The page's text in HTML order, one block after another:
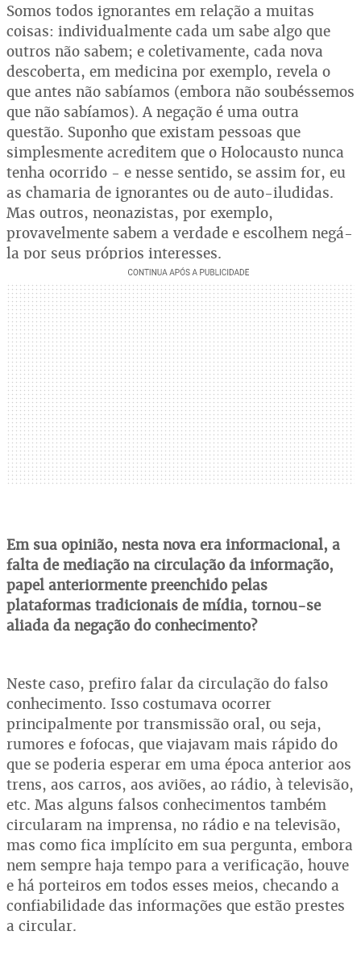
Somos todos ignorantes em relação a muitas
coisas: individualmente cada um sabe algo que
outros não sabem; e coletivamente, cada nova
descoberta, em medicina por exemplo, revela o
que antes não sabíamos (embora não soubéssemos
que não sabíamos). A negação é uma outra
questão. Suponho que existam pessoas que
simplesmente acreditem que o Holocausto nunca
tenha ocorrido - e nesse sentido, se assim for, eu
as chamaria de ignorantes ou de auto-iludidas.
Mas outros, neonazistas, por exemplo,
provavelmente sabem a verdade e escolhem negá-
la por seus próprios interesses.
Em sua opinião, nesta nova era informacional, a
falta de mediação na circulação da informação,
papel anteriormente preenchido pelas
plataformas tradicionais de mídia, tornou-se
aliada da negação do conhecimento?
Neste caso, prefiro falar da circulação do falso
conhecimento. Isso costumava ocorrer
principalmente por transmissão oral, ou seja,
rumores e fofocas, que viajavam mais rápido do
que se poderia esperar em uma época anterior aos
trens, aos carros, aos aviões, ao rádio, à televisão,
etc. Mas alguns falsos conhecimentos também
circularam na imprensa, no rádio e na televisão,
mas como fica implícito em sua pergunta, embora
nem sempre haja tempo para a verificação, houve
e há porteiros em todos esses meios, checando a
confiabilidade das informações que estão prestes
a circular.